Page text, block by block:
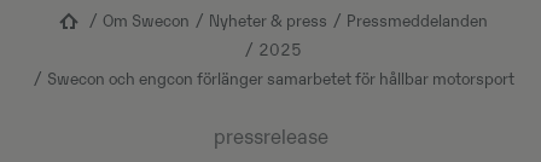
Om Swecon Nyheter & press
Pressmeddelanden
2025
Swecon och engcon förlänger samarbetet för hållbar motorsport
pressrelease